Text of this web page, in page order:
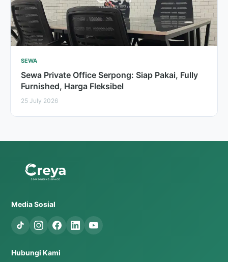
SEWA
Sewa Private Office Serpong: Siap Pakai, Fully
Furnished, Harga Fleksibel
25 July 2026
Media Sosial
Hubungi Kami